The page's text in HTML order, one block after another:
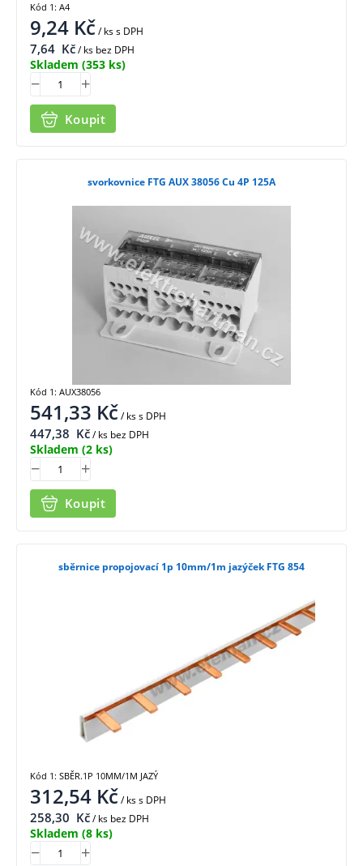
9,24 Kč/ kss DPH
7,64 Kč/ ks bez DPH
Skladem (353 ks)
Koupit
Kód 1: A4
svorkovnice FTG AUX 38056 Cu 4P 125A
541,33 Kč/ kss DPH
447,38 Kč/ ks bez DPH
Skladem (2 ks)
Koupit
Kód 1: AUX38056
sběrnice propojovací 1p 10mm/1m jazýček FTG 854
312,54 Kč/ kss DPH
258,30 Kč/ ks bez DPH
Skladem (8 ks)
Kód 1: SBĚR.1P 10MM/1M JAZÝ